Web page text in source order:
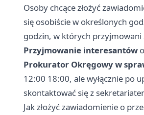
Osoby chcące złożyć
się osobiście w określonych
godzin, w których przyjmowani
Przyjmowanie interesantów
Prokurator Okręgowy w
12:00 18:00, ale wyłącznie po
skontaktować się z
Jak złożyć zawiadomienie o